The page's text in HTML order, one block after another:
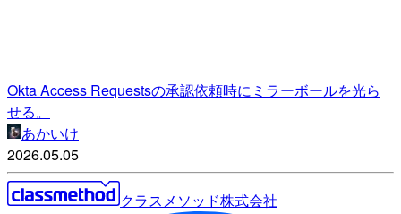
Okta Access Requestsの承認依頼時にミラーボールを光ら
せる。
あかいけ
2026.05.05
クラスメソッド株式会社